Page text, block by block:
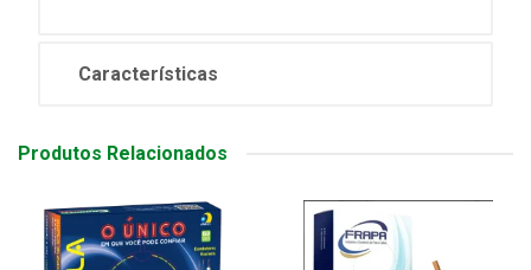
Características
Produtos Relacionados